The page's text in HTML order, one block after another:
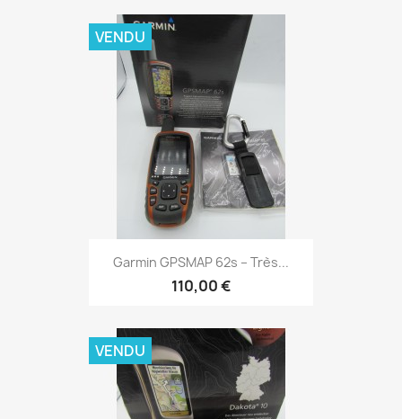
Aperçu rapide
Garmin GPSMAP 62s – Très...
110,00 €
VENDU
VENDU